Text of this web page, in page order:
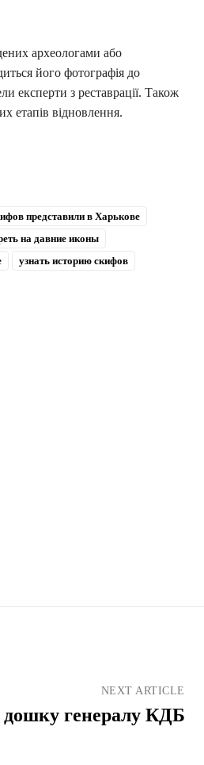
археологами або
його фотографія до
експерти з реставрації. Також
етапів відновлення.
представили в Харькове
на давние иконы
узнать историю скифов
NEXT ARTICLE
дошку генералу КДБ